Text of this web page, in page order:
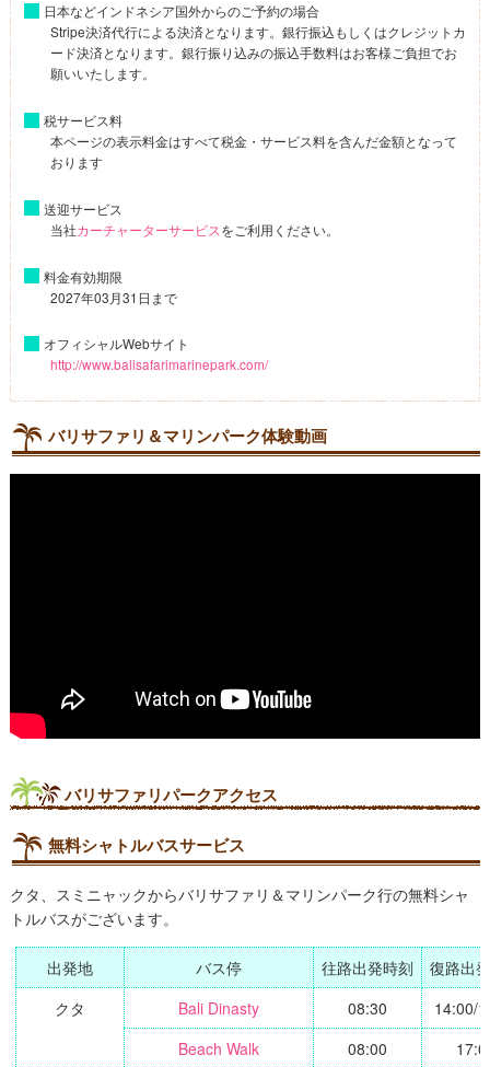
日本などインドネシア国外からのご予約の場合
Stripe決済代行による決済となります。銀行振込もしくはクレジットカ
ード決済となります。銀行振り込みの振込手数料はお客様ご負担でお
願いいたします。
税サービス料
本ページの表示料金はすべて税金・サービス料を含んだ金額となって
おります
送迎サービス
当社カーチャーターサービスをご利用ください。
料金有効期限
2027年03月31日まで
オフィシャルWebサイト
http://www.balisafarimarinepark.com/
バリサファリ＆マリンパーク体験動画
バリサファリパークアクセス
無料シャトルバスサービス
クタ、スミニャックからバリサファリ＆マリンパーク行の無料シャ
トルバスがございます。
出発地 バス停 往路出発時刻
復路出
クタ
Bali Dinasty 08:30
14:00/
Beach Walk
08:00